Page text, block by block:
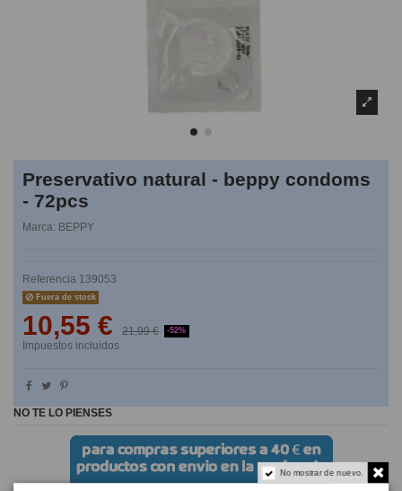
Preservativo natural - beppy condoms
- 72pcs
Marca: BEPPY
Referencia 139053
Fuera de stock
10,55 € 21,99 € -52%
Impuestos incluidos
NO TE LO PIENSES
No mostrar de nuevo.